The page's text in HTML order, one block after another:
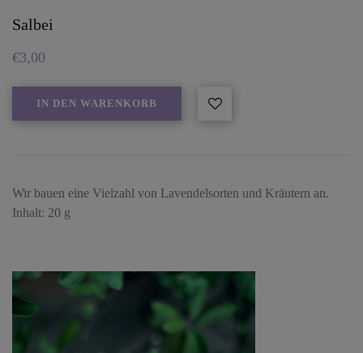
Salbei
€3,00
IN DEN WARENKORB
Wir bauen eine Vielzahl von Lavendelsorten und Kräutern an.
Inhalt: 20 g